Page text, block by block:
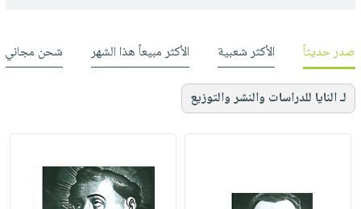
صدر حديثاً الأكثر شعبية الأكثر مبيعاً هذا الشهر شحن مجاني
لـ النايا للدراسات والنشر والتوزيع